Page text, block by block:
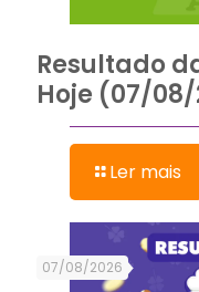
Resultado
Hoje (07/
Ler mais
07/08/2026